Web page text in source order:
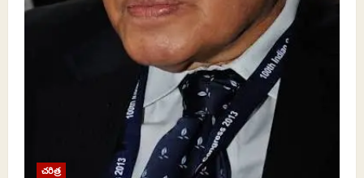
చరిత్ర